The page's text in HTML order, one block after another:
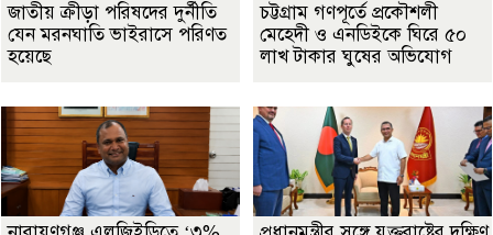
জাতীয় ক্রীড়া পরিষদের দুর্নীতি
যেন মরনঘাতি ভাইরাসে পরিণত
হয়েছে
চট্টগ্রাম গণপূর্তে প্রকৌশলী
মেহেদী ও এনডিইকে ঘিরে ৫০
লাখ টাকার ঘুষের অভিযোগ